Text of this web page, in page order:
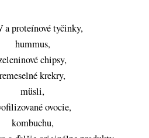
a proteínové tyčinky,
hummus,
chipsy,
remeselné krekry,
müsli,
ovocie,
kombuchu,